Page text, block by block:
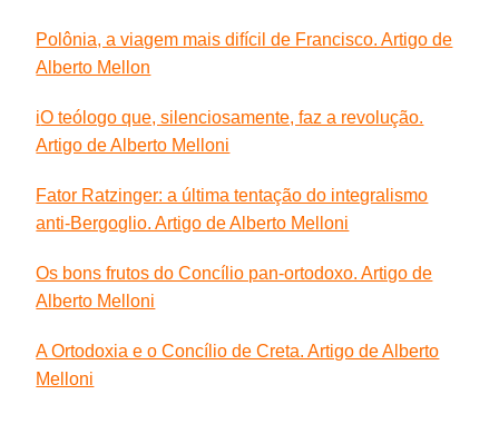
Polônia, a viagem mais difícil de Francisco. Artigo de
Alberto Mellon
iO teólogo que, silenciosamente, faz a revolução.
Artigo de Alberto Melloni
Fator Ratzinger: a última tentação do integralismo
anti-Bergoglio. Artigo de Alberto Melloni
Os bons frutos do Concílio pan-ortodoxo. Artigo de
Alberto Melloni
A Ortodoxia e o Concílio de Creta. Artigo de Alberto
Melloni